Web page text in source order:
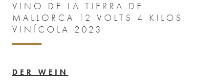
VINO DE LA TIERRA DE
MALLORCA 12 VOLTS 4 KILOS
VINÍCOLA 2023
DER WEIN